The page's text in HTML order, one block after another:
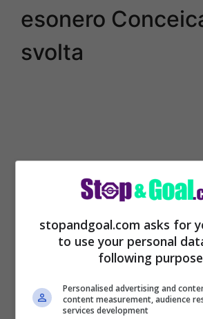
esonero
svolta
può cambiare allenatore
stopandgoal.com asks for
to use your personal
following
Personalised advertising and
content measurement, audience
services development